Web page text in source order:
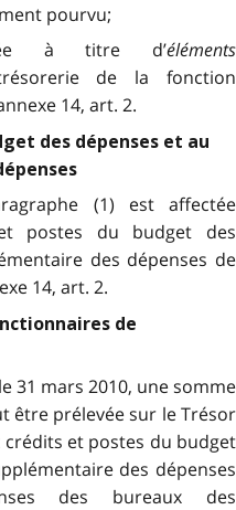
pourvu;
à titre d’éléments
de la fonction
14, art. 2.
des dépenses et au
(1) est affectée
postes du budget des
des dépenses de
14, art. 2.
de
31 mars 2010, une somme
être prélevée sur le Trésor
et postes du budget
des dépenses
des bureaux des